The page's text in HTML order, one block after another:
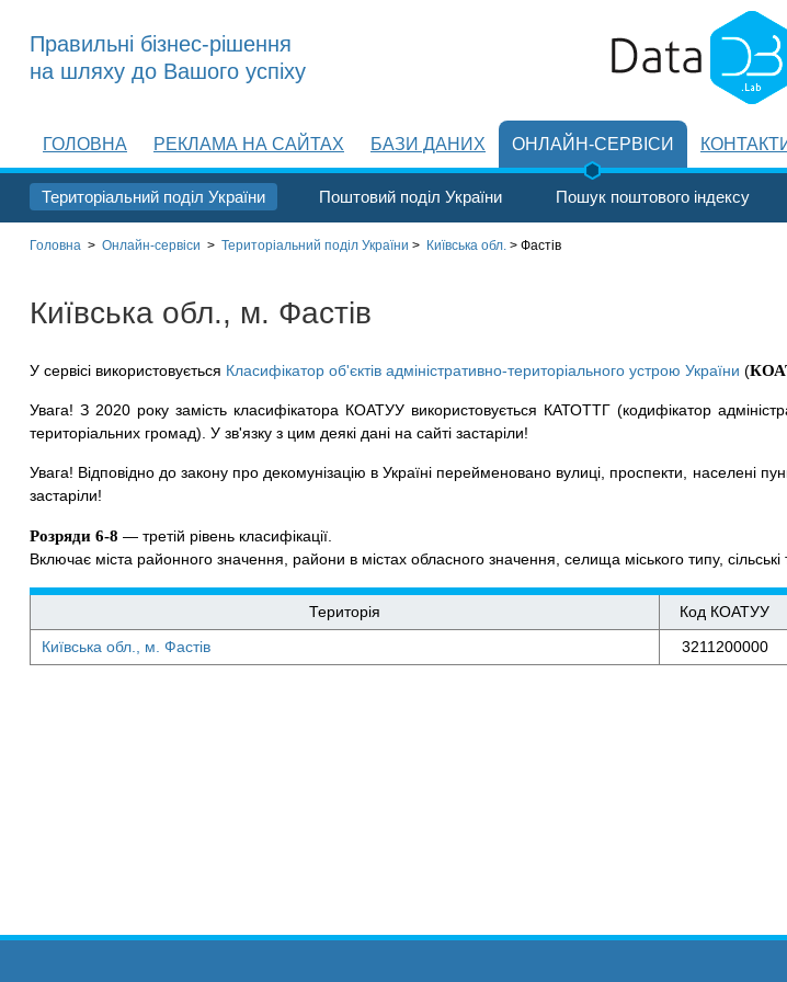
Правильні бізнес-рішення
на шляху до Вашого успіху
ГОЛОВНА РЕКЛАМА НА САЙТАХ БАЗИ ДАНИХ ОНЛАЙН-СЕРВІСИ
Територіальний поділ України Поштовий поділ України Пошук поштового індексу
Головна > Онлайн-сервіси > Територіальний поділ України > Київська обл. > Фастів
Київська обл., м. Фастів
У сервісі використовується Класифікатор об'єктів адміністративно-територіального устрою України (
Увага! З 2020 року замість класифікатора КОАТУУ використовується КАТОТТГ (кодифікатор
територіальних громад). У зв'язку з цим деякі дані на сайті застаріли!
Увага! Відповідно до закону про декомунізацію в Україні перейменовано вулиці, проспекти, населені
застаріли!
Розряди 6-8 — третій рівень класифікації.
Включає міста районного значення, райони в містах обласного значення, селища міського типу, сільські
Територія Код КОАТУУ
Київська обл., м. Фастів
3211200000